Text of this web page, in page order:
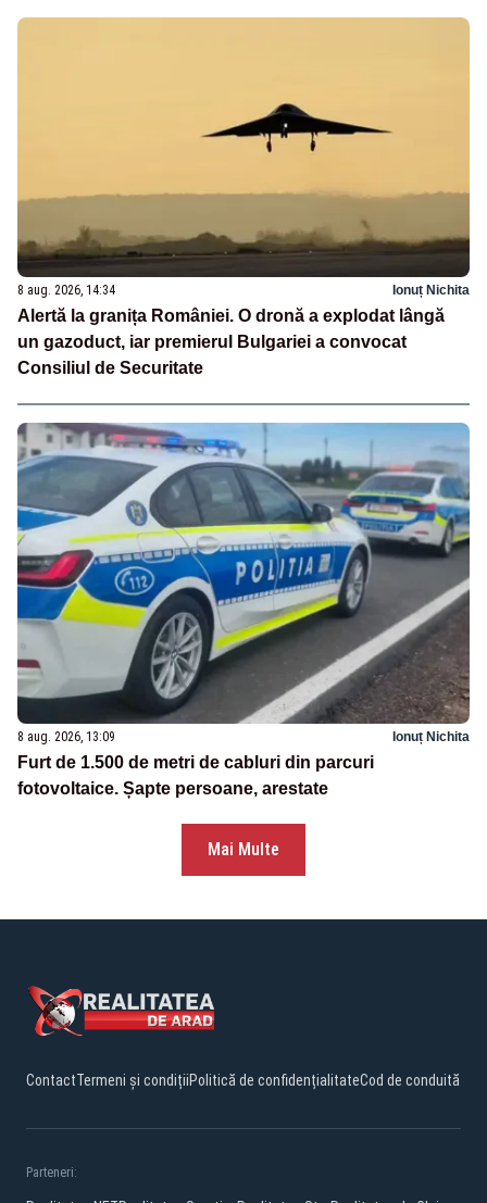
8 aug. 2026, 14:34 Ionuț Nichita
Alertă la granița României. O dronă a explodat lângă
un gazoduct, iar premierul Bulgariei a convocat
Consiliul de Securitate
8 aug. 2026, 13:09 Ionuț Nichita
Furt de 1.500 de metri de cabluri din parcuri
fotovoltaice. Șapte persoane, arestate
Mai Multe
ContactTermeni și condițiiPolitică de confidențialitateCod de conduită
Parteneri: